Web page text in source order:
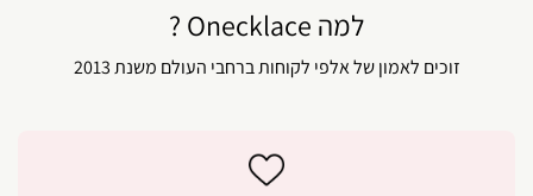
למה Onecklace ?
זוכים לאמון של אלפי לקוחות ברחבי העולם משנת 2013